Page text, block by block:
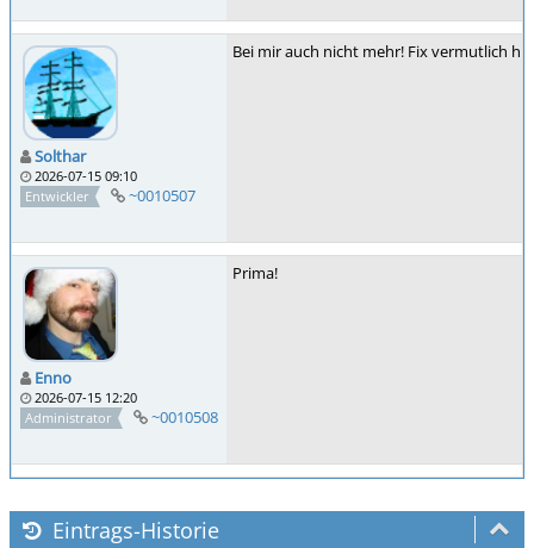
Solthar
2026-07-15 09:10
Entwickler
~0010507
Bei mir auch nicht mehr! Fix vermutlich
Enno
2026-07-15 12:20
Administrator
~0010508
Prima!
Eintrags-Historie